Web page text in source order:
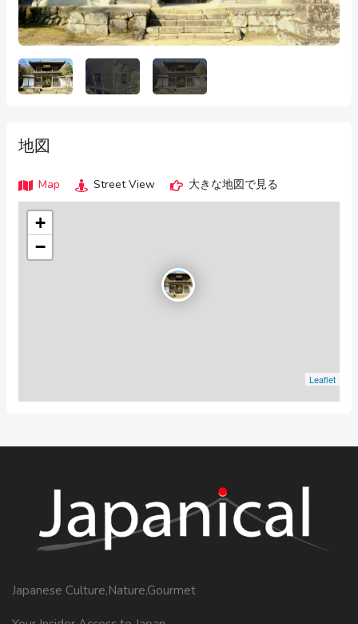
地図
Map Street View 大きな地図で見る
+
−
Leaflet
Japanese Culture,Nature,Gourmet